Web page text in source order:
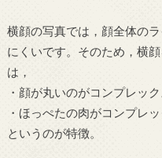
横顔の写真では，顔全体の
にくいです。そのため，横
は，
・顔が丸いのがコンプレック
・ほっぺたの肉がコンプレ
というのが特徴。